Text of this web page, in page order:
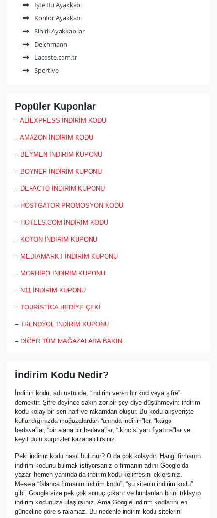
İşte Bu Ayakkabı
Konfor Ayakkabı
Sihirli Ayakkabılar
Deichmann
Lacoste.com.tr
Sportive
Popüler Kuponlar
–ALİEXPRESS İNDİRİM KODU
–AMAZON İNDİRİM KODU
– BEYMEN İNDİRİM KUPONU
– BOYNER İNDİRİM KUPONU
– DEFACTO İNDİRİM KUPONU
– HOSTGATOR PROMOSYON KODU
– HOTELS.COM İNDİRİM KODU
– KOTON İNDİRİM KUPONU
– MEDİAMARKT İNDİRİM KUPONU
– MORHİPO İNDİRİM KUPONU
– N11 İNDİRİM KUPONU
– TOURİSTİCA HEDİYE ÇEKİ
– TRENDYOL İNDİRİM KUPONU
– DİĞER TÜM MAĞAZALARA BAKIN..
İndirim Kodu Nedir?
İndirim kodu, adı üstünde, “indirim veren bir kod veya şifre”
demektir. Şifre deyince sakın zor bir şey diye düşünmeyin; indirim
kodu kolay bir seri harf ve rakamdan oluşur. Bu kodu alışverişte
kullandığınızda mağazalardan “anında indirim”ler, “kargo
bedava”lar, “bir alana bir bedava”lar, “ikincisi yarı fiyatına”lar ve
keyif dolu sürprizler kazanabilirsiniz.
Peki indirim kodu nasıl bulunur? O da çok kolaydır. Hangi firmanın
indirim kodunu bulmak istiyorsanız o firmanın adını Google’da
yazar, hemen yanında da indirim kodu kelimesini eklersiniz.
Mesela “falanca firmanın indirim kodu”, “şu sitenin indirim kodu”
gibi. Google size pek çok sonuç çıkarır ve bunlardan birini tıklayıp
indirim kodunuza ulaşırsınız. Ama Google indirim kodlarını en
günceline göre sıralamaz. Bu nedenle indirim kodu sitelerini